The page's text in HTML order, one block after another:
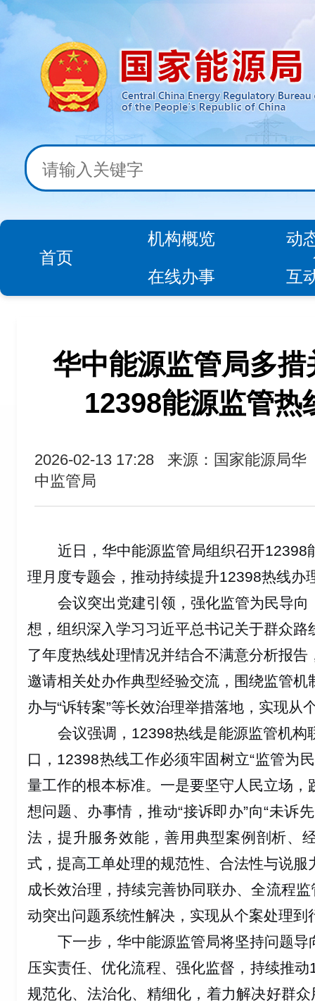
首页
机构概览
动
在线办事
互
华中能源监管局多
12398能源监管热
2026-02-13 17:28
来源：国家能源局华
中监管局
近日，华中能源监管局组织召开12398
理月度专题会，推动持续提升12398热线办
会议突出党建引领，强化监管为民导
想，组织深入学习习近平总书记关于群众
了年度热线处理情况并结合不满意分析报
邀请相关处办作典型经验交流，围绕监管
办与“诉转案”等长效治理举措落地，实现从
会议强调， 12398热线是能源监管机构
口， 12398热线工作必须牢固树立“监管为民
量工作的根本标准。一是要坚守人民立场，
想问题、办事情，推动“接诉即办”向“未诉
法，提升服务效能 ，善用典型案例剖析、
式，提高工单处理的规范性、合法性与说服
成长效治理 ，持续完善协同联办、全流程
动突出问题系统性解决，实现从个案处理到
下一步，华中能源监管局将坚持问题
压实责任、优化流程、强化监督，持续推动
规范化、法治化、精细化，着力解决好群